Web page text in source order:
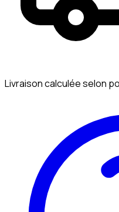
Livraison calculée selon